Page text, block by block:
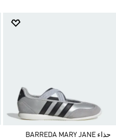
حذاء BARREDA MARY JANE